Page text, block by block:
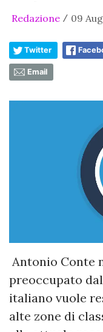
Redazione / 09
Twitter
Email
Antonio Conte
preoccupato
italiano vuole
alte zone di